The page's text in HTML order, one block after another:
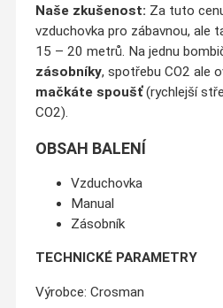
Naše zkušenost: Za tuto
vzduchovka pro zábavnou, ale
15 – 20 metrů. Na jednu
zásobníky, spotřebu CO2 ale
mačkáte spoušť(rychlejší
CO2).
OBSAH BALENÍ
Vzduchovka
Manual
Zásobník
TECHNICKÉ PARAMETRY
Výrobce: Crosman